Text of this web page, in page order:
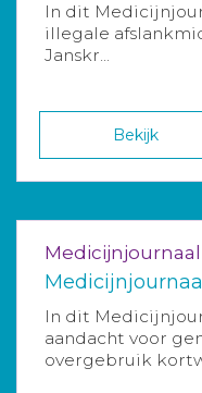
In dit
illegale
Janskr...
Bekijk
Medicijnjournaal
In dit
aandacht voor
overgebruik